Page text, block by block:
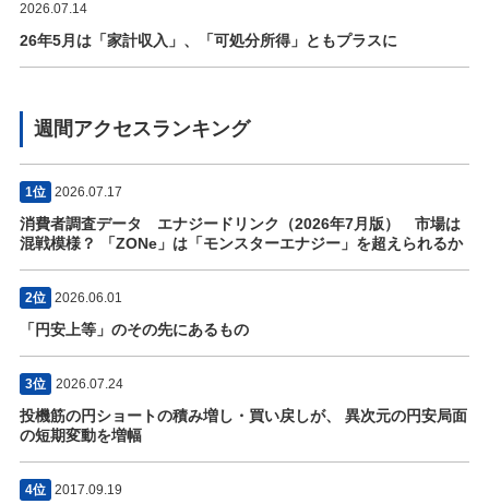
2026.07.14
26年5月は「家計収入」、「可処分所得」ともプラスに
週間アクセスランキング
1位 2026.07.17
消費者調査データ エナジードリンク（2026年7月版） 市場は
混戦模様？ 「ZONe」は「モンスターエナジー」を超えられるか
2位 2026.06.01
「円安上等」のその先にあるもの
3位 2026.07.24
投機筋の円ショートの積み増し・買い戻しが、 異次元の円安局面
の短期変動を増幅
4位 2017.09.19